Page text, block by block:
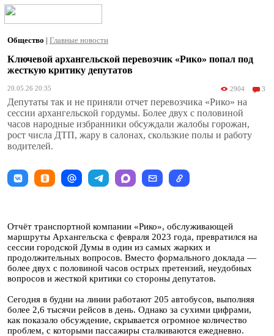
Общество | Главные новости
Ключевой архангельской перевозчик «Рико» попал под
жесткую критику депутатов
20.05.26 20:35 2904 3
Депутаты так и не приняли отчет перевозчика «Рико» на
сессии архангельской гордумы. Более двух с половиной
часов народные избранники обсуждали жалобы горожан,
рост числа ДТП, жару в салонах, скользкие полы и работу
водителей.
Отчёт транспортной компании «Рико», обслуживающей
маршруты Архангельска с февраля 2023 года, превратился на
сессии городской Думы в один из самых жарких и
продолжительных вопросов. Вместо формального доклада —
более двух с половиной часов острых претензий, неудобных
вопросов и жесткой критики со стороны депутатов.
Сегодня в будни на линии работают 205 автобусов, выполняя
более 2,6 тысячи рейсов в день. Однако за сухими цифрами,
как показало обсуждение, скрывается огромное количество
проблем, с которыми пассажиры сталкиваются ежедневно.